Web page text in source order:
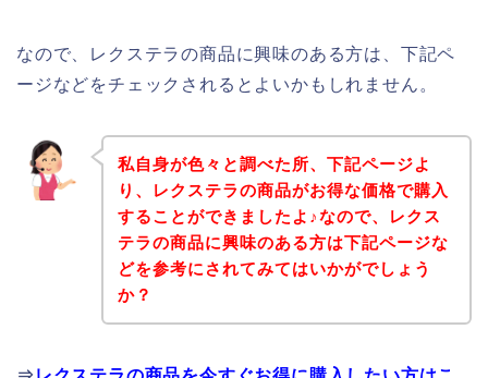
なので、レクステラの商品に興味のある方は、下記ペ
ージなどをチェックされるとよいかもしれません。
私自身が色々と調べた所、下記ページよ
り、レクステラの商品がお得な価格で購入
することができましたよ♪なので、レクス
テラの商品に興味のある方は下記ページな
どを参考にされてみてはいかがでしょう
か？